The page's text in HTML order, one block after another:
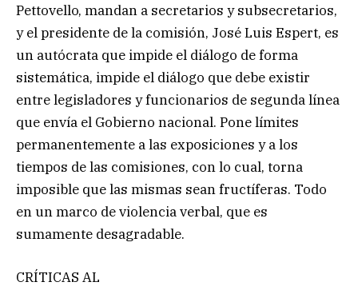
Pettovello, mandan a secretarios y subsecretarios,
y el presidente de la comisión, José Luis Espert, es
un autócrata que impide el diálogo de forma
sistemática, impide el diálogo que debe existir
entre legisladores y funcionarios de segunda línea
que envía el Gobierno nacional. Pone límites
permanentemente a las exposiciones y a los
tiempos de las comisiones, con lo cual, torna
imposible que las mismas sean fructíferas. Todo
en un marco de violencia verbal, que es
sumamente desagradable.
CRÍTICAS AL